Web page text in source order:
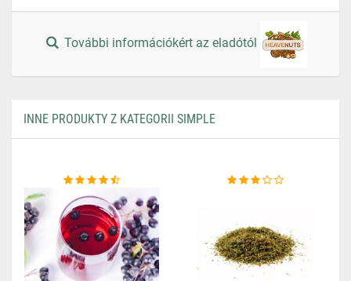
További információkért az eladótól
INNE PRODUKTY Z KATEGORII SIMPLE